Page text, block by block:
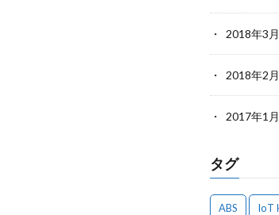
2018年3月
2018年2月
2017年1月
タグ
ABS IoT